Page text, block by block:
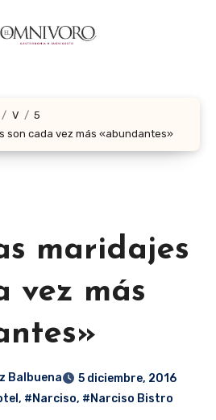
V
5
son cada vez más «abundantes»
maridajes
vez más
Balbuena
5 diciembre, 2016
, #Narciso, #Narciso Bistro